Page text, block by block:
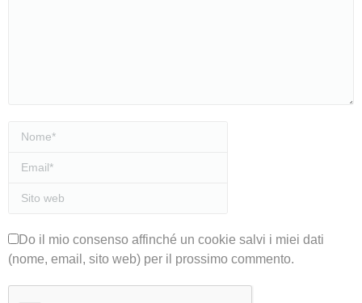
Nome *
Email *
Sito web
Do il mio consenso affinché un cookie salvi i miei dati
(nome, email, sito web) per il prossimo commento.